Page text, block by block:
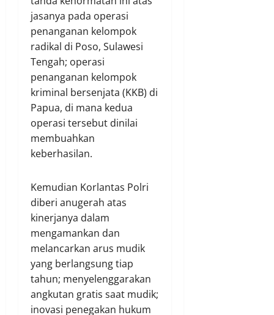
jasanya pada operasi
penanganan kelompok
radikal di Poso, Sulawesi
Tengah; operasi
penanganan kelompok
kriminal bersenjata (KKB) di
Papua, di mana kedua
operasi tersebut dinilai
membuahkan
keberhasilan.
Kemudian Korlantas Polri
diberi anugerah atas
kinerjanya dalam
mengamankan dan
melancarkan arus mudik
yang berlangsung tiap
tahun; menyelenggarakan
angkutan gratis saat mudik;
inovasi penegakan hukum